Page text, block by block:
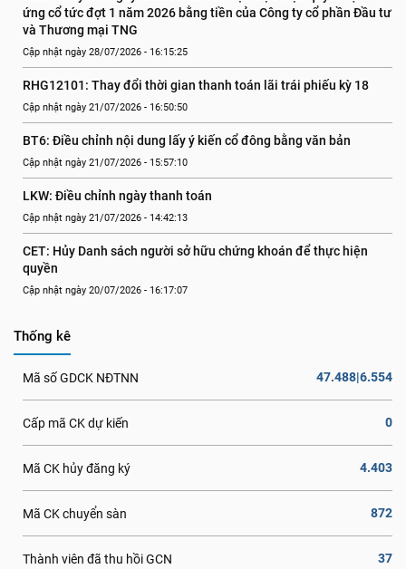
ứng cổ tức đợt 1 năm 2026 bằng tiền của Công ty cổ phần Đầu tư
và Thương mại TNG
Cập nhật ngày 28/07/2026 - 16:15:25
RHG12101: Thay đổi thời gian thanh toán lãi trái phiếu kỳ 18
Cập nhật ngày 21/07/2026 - 16:50:50
BT6: Điều chỉnh nội dung lấy ý kiến cổ đông bằng văn bản
Cập nhật ngày 21/07/2026 - 15:57:10
LKW: Điều chỉnh ngày thanh toán
Cập nhật ngày 21/07/2026 - 14:42:13
CET: Hủy Danh sách người sở hữu chứng khoán để thực hiện
quyền
Cập nhật ngày 20/07/2026 - 16:17:07
Thống kê
Mã số GDCK NĐTNN 47.488|6.554
Cấp mã CK dự kiến 0
Mã CK hủy đăng ký 4.403
Mã CK chuyển sàn 872
Thành viên đã thu hồi GCN 37